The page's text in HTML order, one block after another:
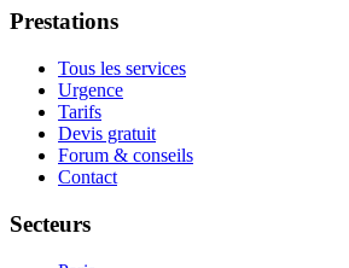
Prestations
Tous les services
Urgence
Tarifs
Devis gratuit
Forum & conseils
Contact
Secteurs